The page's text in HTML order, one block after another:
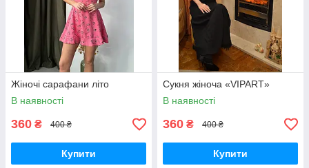
Жіночі сарафани літо
В наявності
360 ₴ 400 ₴
Купити
Сукня жіноча «VIPART»
В наявності
360 ₴ 400 ₴
Купити